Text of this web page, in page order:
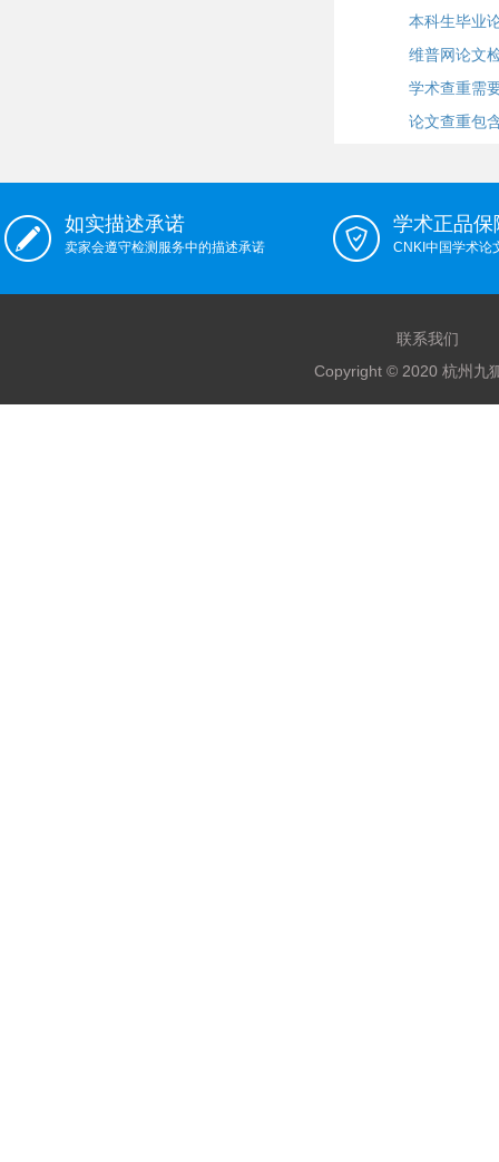
本科生毕业
维普网论文
学术查重需
论文查重包
如实描述承诺
卖家会遵守检测服务中的描述承诺
学术正品保
CNKI中国学术论
联系我们
Copyright © 2020 杭州九